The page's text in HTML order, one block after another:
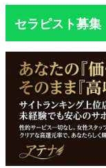
セラピスト募集